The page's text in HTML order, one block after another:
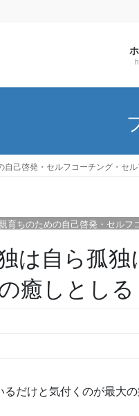
己啓発・セルフコーチング・セ
育ちのための自己啓発・セルフ
は自ら孤
癒しとしる
だけと気付くのが最大